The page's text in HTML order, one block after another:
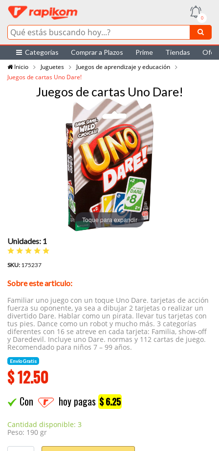
0
Categorías Comprar a Plazos Prime Tiendas
Inicio
Juguetes
Juegos de aprendizaje y educación
Juegos de cartas Uno Dare!
Juegos de cartas Uno Dare!
Toque para expandir
Unidades: 1
SKU: 175237
Sobre este articulo:
Familiar uno juego con un toque Uno Dare. tarjetas de acción
fuerza su oponente, ya sea a dibujar 2 tarjetas o realizar un
divertido Dare. Hablar como un pirata. llevar tus tarjetas con
tus pies. Dance como un robot y mucho más. 3 categorías
diferentes con 16 se atreve en cada tarjeta: Familia, show-off
y Daredevil. Incluye uno Dare. normas y 112 cartas de juego.
Recomendado para niños 7 – 99 años.
Envío Gratis
$12.50
Con hoy pagas $ 6.25
Cantidad disponible: 3
Peso: 190 gr